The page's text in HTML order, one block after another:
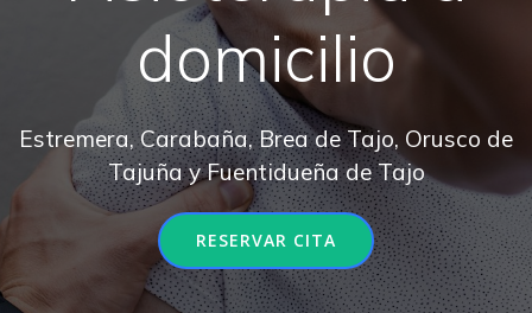
domicilio
Estremera, Carabaña, Brea de Tajo, Orusco de
Tajuña y Fuentidueña de Tajo
RESERVAR CITA